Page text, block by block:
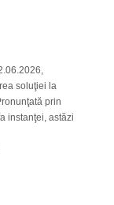
soluţiei la
prin
instanţei, astăzi